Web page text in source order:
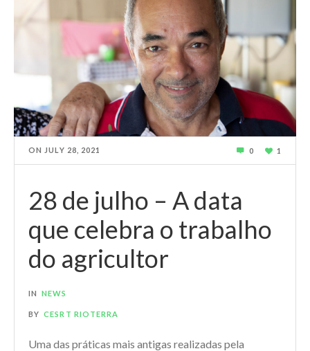
ON JULY 28, 2021 0 1
28 de julho – A data
que celebra o trabalho
do agricultor
IN NEWS
BY CESRT RIOTERRA
Uma das práticas mais antigas realizadas pela